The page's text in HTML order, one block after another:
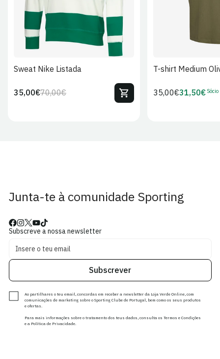
Sweat Nike Listada
Preço
70,00€Preço
35,00€
T-shirt Medium
Preço
35,00€Preço
31,50€ Sócio
Junta-te à comunidade Sporting
Subscreve a nossa newsletter
Subscrever
Ao partilhares o teu email, concordas em receber a newsletter da Loja Verde Online, com
comunicações de marketing sobre o Sporting Clube de Portugal, bem como os seus produtos
e ofertas.
Para mais informações sobre o tratamento dos teus dados, consulta os Termos e Condições
e a Política de Privacidade.